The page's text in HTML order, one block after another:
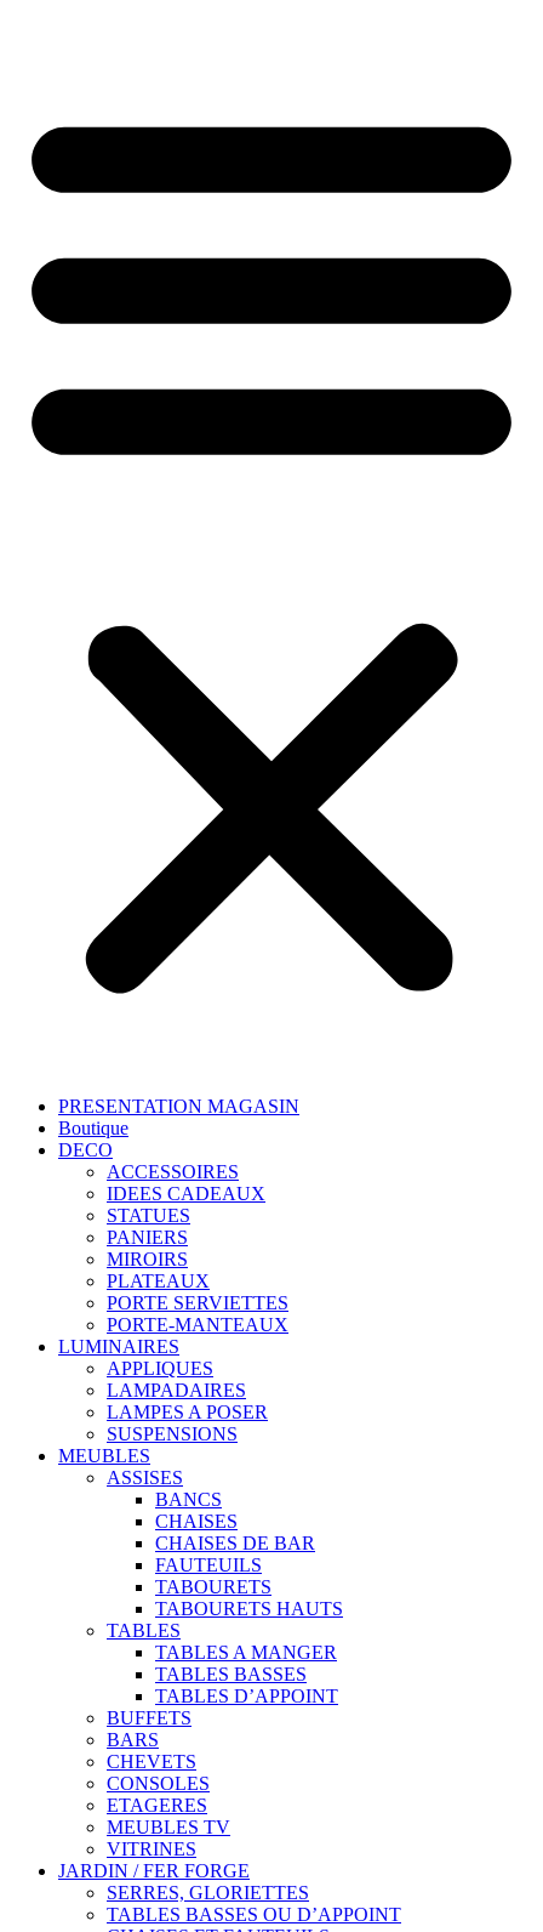
PRESENTATION MAGASIN
Boutique
DECO
ACCESSOIRES
IDEES CADEAUX
STATUES
PANIERS
MIROIRS
PLATEAUX
PORTE SERVIETTES
PORTE-MANTEAUX
LUMINAIRES
APPLIQUES
LAMPADAIRES
LAMPES A POSER
SUSPENSIONS
MEUBLES
ASSISES
BANCS
CHAISES
CHAISES DE BAR
FAUTEUILS
TABOURETS
TABOURETS HAUTS
TABLES
TABLES A MANGER
TABLES BASSES
TABLES D’APPOINT
BUFFETS
BARS
CHEVETS
CONSOLES
ETAGERES
MEUBLES TV
VITRINES
JARDIN / FER FORGE
SERRES, GLORIETTES
TABLES BASSES OU D’APPOINT